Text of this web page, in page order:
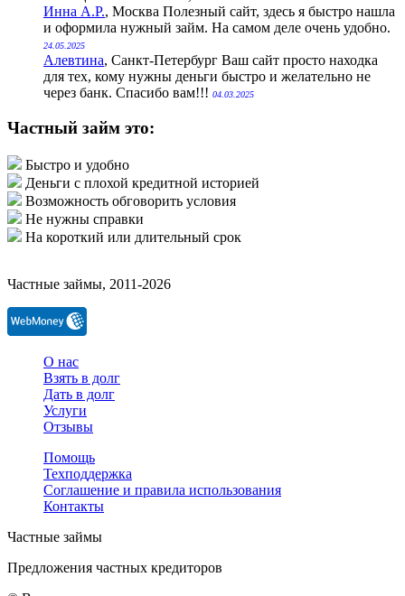
Инна А.Р., Москва Полезный сайт, здесь я быстро нашла
и оформила нужный займ. На самом деле очень удобно.
24.05.2025
Алевтина, Санкт-Петербург Ваш сайт просто находка
для тех, кому нужны деньги быстро и желательно не
через банк. Спасибо вам!!! 04.03.2025
Частный займ это:
Быстро и удобно
Деньги с плохой кредитной историей
Возможность обговорить условия
Не нужны справки
На короткий или длительный срок
Частные займы, 2011-2026
О нас
Взять в долг
Дать в долг
Услуги
Отзывы
Помощь
Техподдержка
Соглашение и правила использования
Контакты
Частные займы
Предложения частных кредиторов